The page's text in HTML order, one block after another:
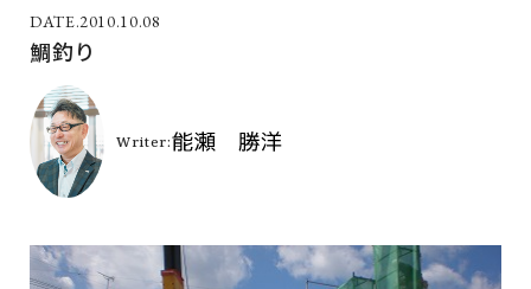
2010.10.08
鯛釣り